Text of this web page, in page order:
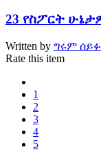
23 የስፖርት
Written by ግሩም ሰይፉ
Rate this item
1
2
3
4
5